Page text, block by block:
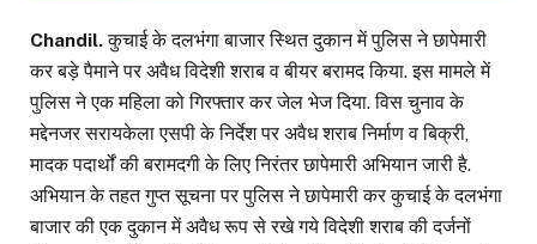
Chandil.कुचाई के दलभंगा बाजार स्थित दुकान में पुलिस ने छापेमारी
कर बड़े पैमाने पर अवैध विदेशी शराब व बीयर बरामद किया. इस मामले में
पुलिस ने एक महिला को गिरफ्तार कर जेल भेज दिया. विस चुनाव के
मद्देनजर सरायकेला एसपी के निर्देश पर अवैध शराब निर्माण व बिक्री,
मादक पदार्थों की बरामदगी के लिए निरंतर छापेमारी अभियान जारी है.
अभियान के तहत गुप्त सूचना पर पुलिस ने छापेमारी कर कुचाई के दलभंगा
बाजार की एक दुकान में अवैध रूप से रखे गये विदेशी शराब की दर्जनों